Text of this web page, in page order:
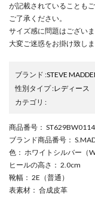
が記載されていることもご
ご了承ください。
サイズ感に問題はございま
大変ご迷惑をお掛け致し
ブランド :STEVE
性別タイプ:レディース
カテゴリ :
商品番号 ：
ブランド商品番号 ：
色 ： ホワイトシルバー（
ヒールの高さ ： 2.0cm
靴幅 ： 2E（普通）
表素材 ： 合成皮革